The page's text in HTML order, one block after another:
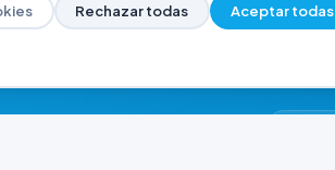
Rechazar todas Aceptar todas